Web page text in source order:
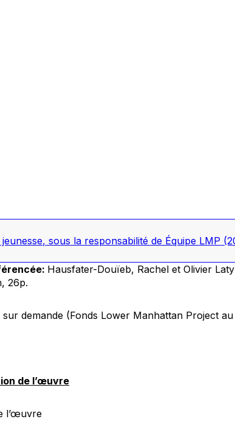
, sous la responsabilité de Équipe LMP
Hausfater-Douïeb, Rachel et Olivier
26p.
demande (Fonds Lower Manhattan Project
de l’œuvre
l’œuvre